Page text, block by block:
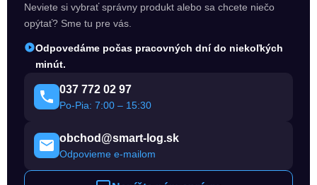
Neviete si vybrať správny produkt alebo sa chcete niečo
opýtať? Sme tu pre vás.
Odpovedáme počas pracovných dní do niekoľkých
minút.
037 772 02 97
Po-Pia: 7:00 – 15:30
obchod@smart-log.sk
Odpovieme e-mailom